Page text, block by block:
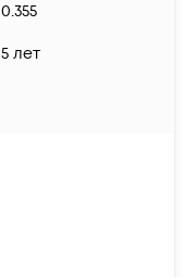
0.355
5 лет